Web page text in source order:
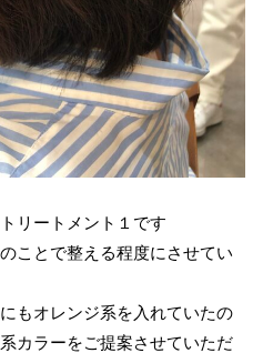
リートメント１です
ことで整える程度にさせてい
もオレンジ系を入れていたの
カラーをご提案させていただ